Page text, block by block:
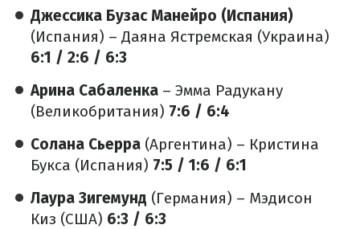
Джессика Бузас Манейро (Испания)
(Испания) – Даяна Ястремская (Украина)
6:1 / 2:6 / 6:3
Арина Сабаленка – Эмма Радукану
(Великобритания) 7:6 / 6:4
Солана Сьерра (Аргентина) – Кристина
Букса (Испания) 7:5 / 1:6 / 6:1
Лаура Зигемунд (Германия) – Мэдисон
Киз (США) 6:3 / 6:3